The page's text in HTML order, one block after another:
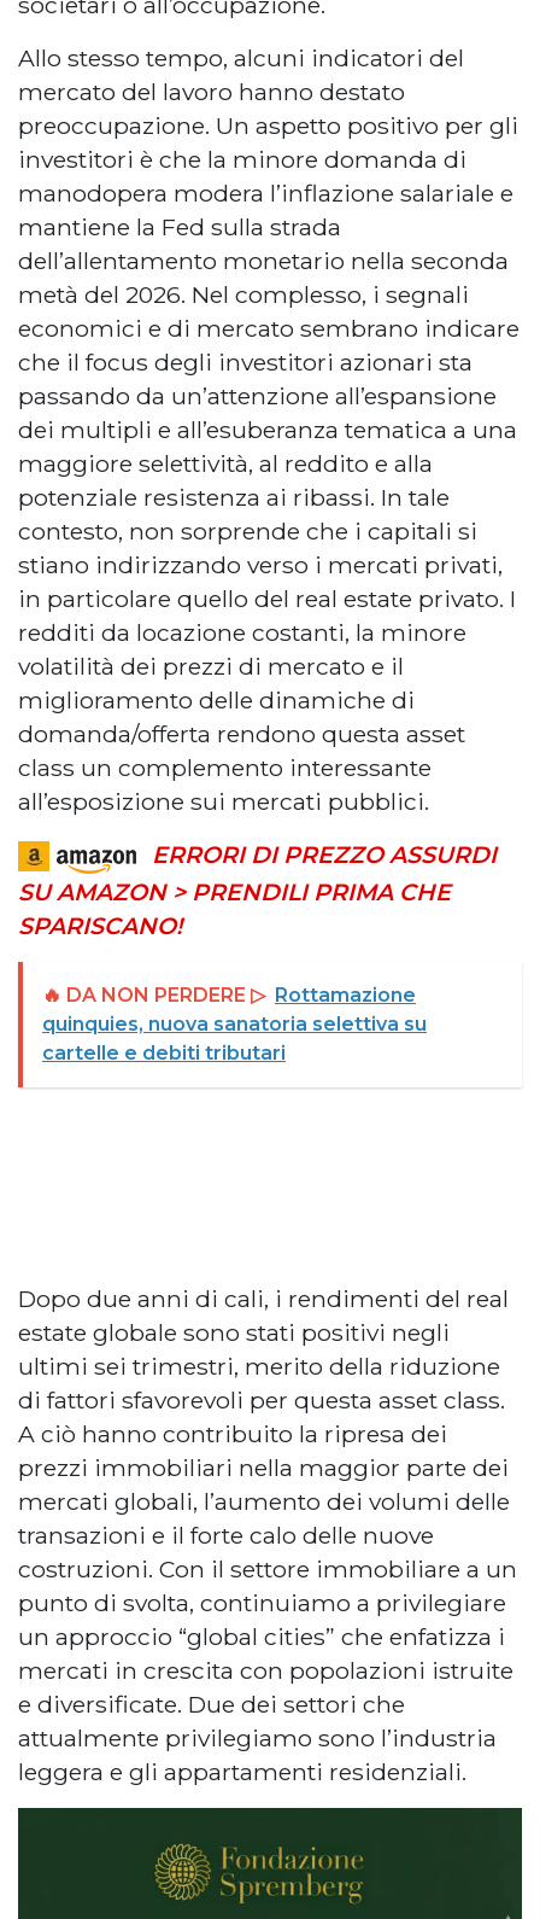
Allo stesso tempo, alcuni indicatori del
mercato del lavoro hanno destato
preoccupazione. Un aspetto positivo per gli
investitori è che la minore domanda di
manodopera modera l’inflazione salariale e
mantiene la Fed sulla strada
dell’allentamento monetario nella seconda
metà del 2026. Nel complesso, i segnali
economici e di mercato sembrano indicare
che il focus degli investitori azionari sta
passando da un’attenzione all’espansione
dei multipli e all’esuberanza tematica a una
maggiore selettività, al reddito e alla
potenziale resistenza ai ribassi. In tale
contesto, non sorprende che i capitali si
stiano indirizzando verso i mercati privati,
in particolare quello del real estate privato. I
redditi da locazione costanti, la minore
volatilità dei prezzi di mercato e il
miglioramento delle dinamiche di
domanda/offerta rendono questa asset
class un complemento interessante
all’esposizione sui mercati pubblici.
ERRORI DI PREZZO ASSURDI
SU AMAZON > PRENDILI PRIMA CHE
SPARISCANO!
🔥 DA NON PERDERE ▷ Rottamazione
quinquies, nuova sanatoria selettiva su
cartelle e debiti tributari
Dopo due anni di cali, i rendimenti del real
estate globale sono stati positivi negli
ultimi sei trimestri, merito della riduzione
di fattori sfavorevoli per questa asset class.
A ciò hanno contribuito la ripresa dei
prezzi immobiliari nella maggior parte dei
mercati globali, l’aumento dei volumi delle
transazioni e il forte calo delle nuove
costruzioni. Con il settore immobiliare a un
punto di svolta, continuiamo a privilegiare
un approccio “global cities” che enfatizza i
mercati in crescita con popolazioni istruite
e diversificate. Due dei settori che
attualmente privilegiamo sono l’industria
leggera e gli appartamenti residenziali.